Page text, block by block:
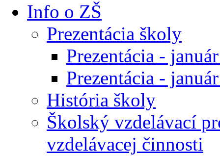
Info o ZŠ
Prezentácia školy
Prezentácia -
Prezentácia -
História školy
Školský vzdelávací
vzdelávacej činnosti